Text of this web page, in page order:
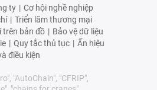
ty | Cơ hội nghề nghiệp
| Triển lãm thương mại
trên bản đồ | Bảo vệ dữ liệu
| Quy tắc thủ tục | Ấn hiệu
điều kiện
"AutoChain", "CFRIP",